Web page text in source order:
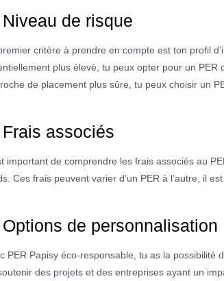
Niveau de risque
critère à prendre en compte est ton profil
plus élevé, tu peux opter pour un
de placement plus sûre, tu peux choisir un
associés
important de comprendre les frais associés au
Ces frais peuvent varier d’un PER à l’autre, il
de personnalisation
PER Papisy éco-responsable, tu as la
des projets et des entreprises ayant un